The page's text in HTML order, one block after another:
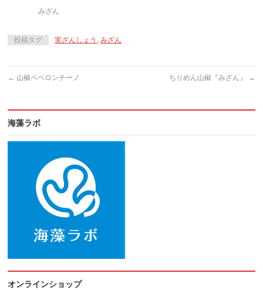
みざん
投稿タグ 実ざんしょう ,みざん
← 山椒ペペロンチーノ ちりめん山椒『みざん』 →
海藻ラボ
オンラインショップ